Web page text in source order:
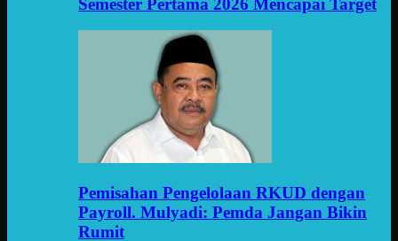
Semester Pertama 2026 Mencapai Target
Pemisahan Pengelolaan RKUD dengan
Payroll. Mulyadi: Pemda Jangan Bikin
Rumit